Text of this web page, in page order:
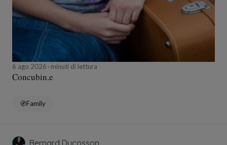
6 ago 2026 minuti di lettura
Concubin.e
Family
Bernard Ducosson